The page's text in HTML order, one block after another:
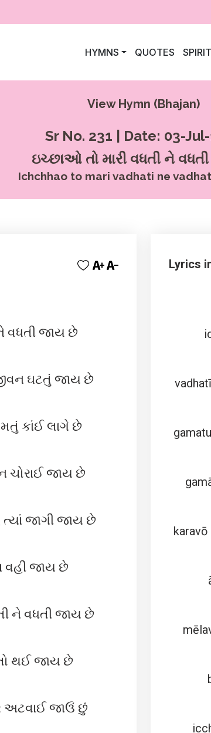
HYMNS QUOTES
View Hymn (Bhajan)
Sr No. 231 | Date: 03-
ઇચ્છાઓ તો મારી વધતી ને
Ichchhao to mari vadhati ne
વધતી જાય છે
ઘટતું જાય છે
કાંઈ લાગે છે
ચોરાઈ જાય છે
જાગી જાય છે
વહી જાય છે
ને વધતી જાય છે
થઈ જાય છે
અટવાઈ જાઉં છું
Lyrics
karavō